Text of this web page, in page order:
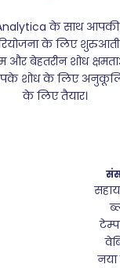
के साथ
के लिए शुरुआती
और बेहतरीन शोध
शोध के लिए
के लिए तैयार।
नया